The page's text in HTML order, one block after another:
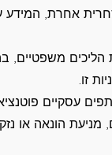
אחרת, המידע
הליכים משפטיים,
זו.
עסקיים
מניעת הונאה או